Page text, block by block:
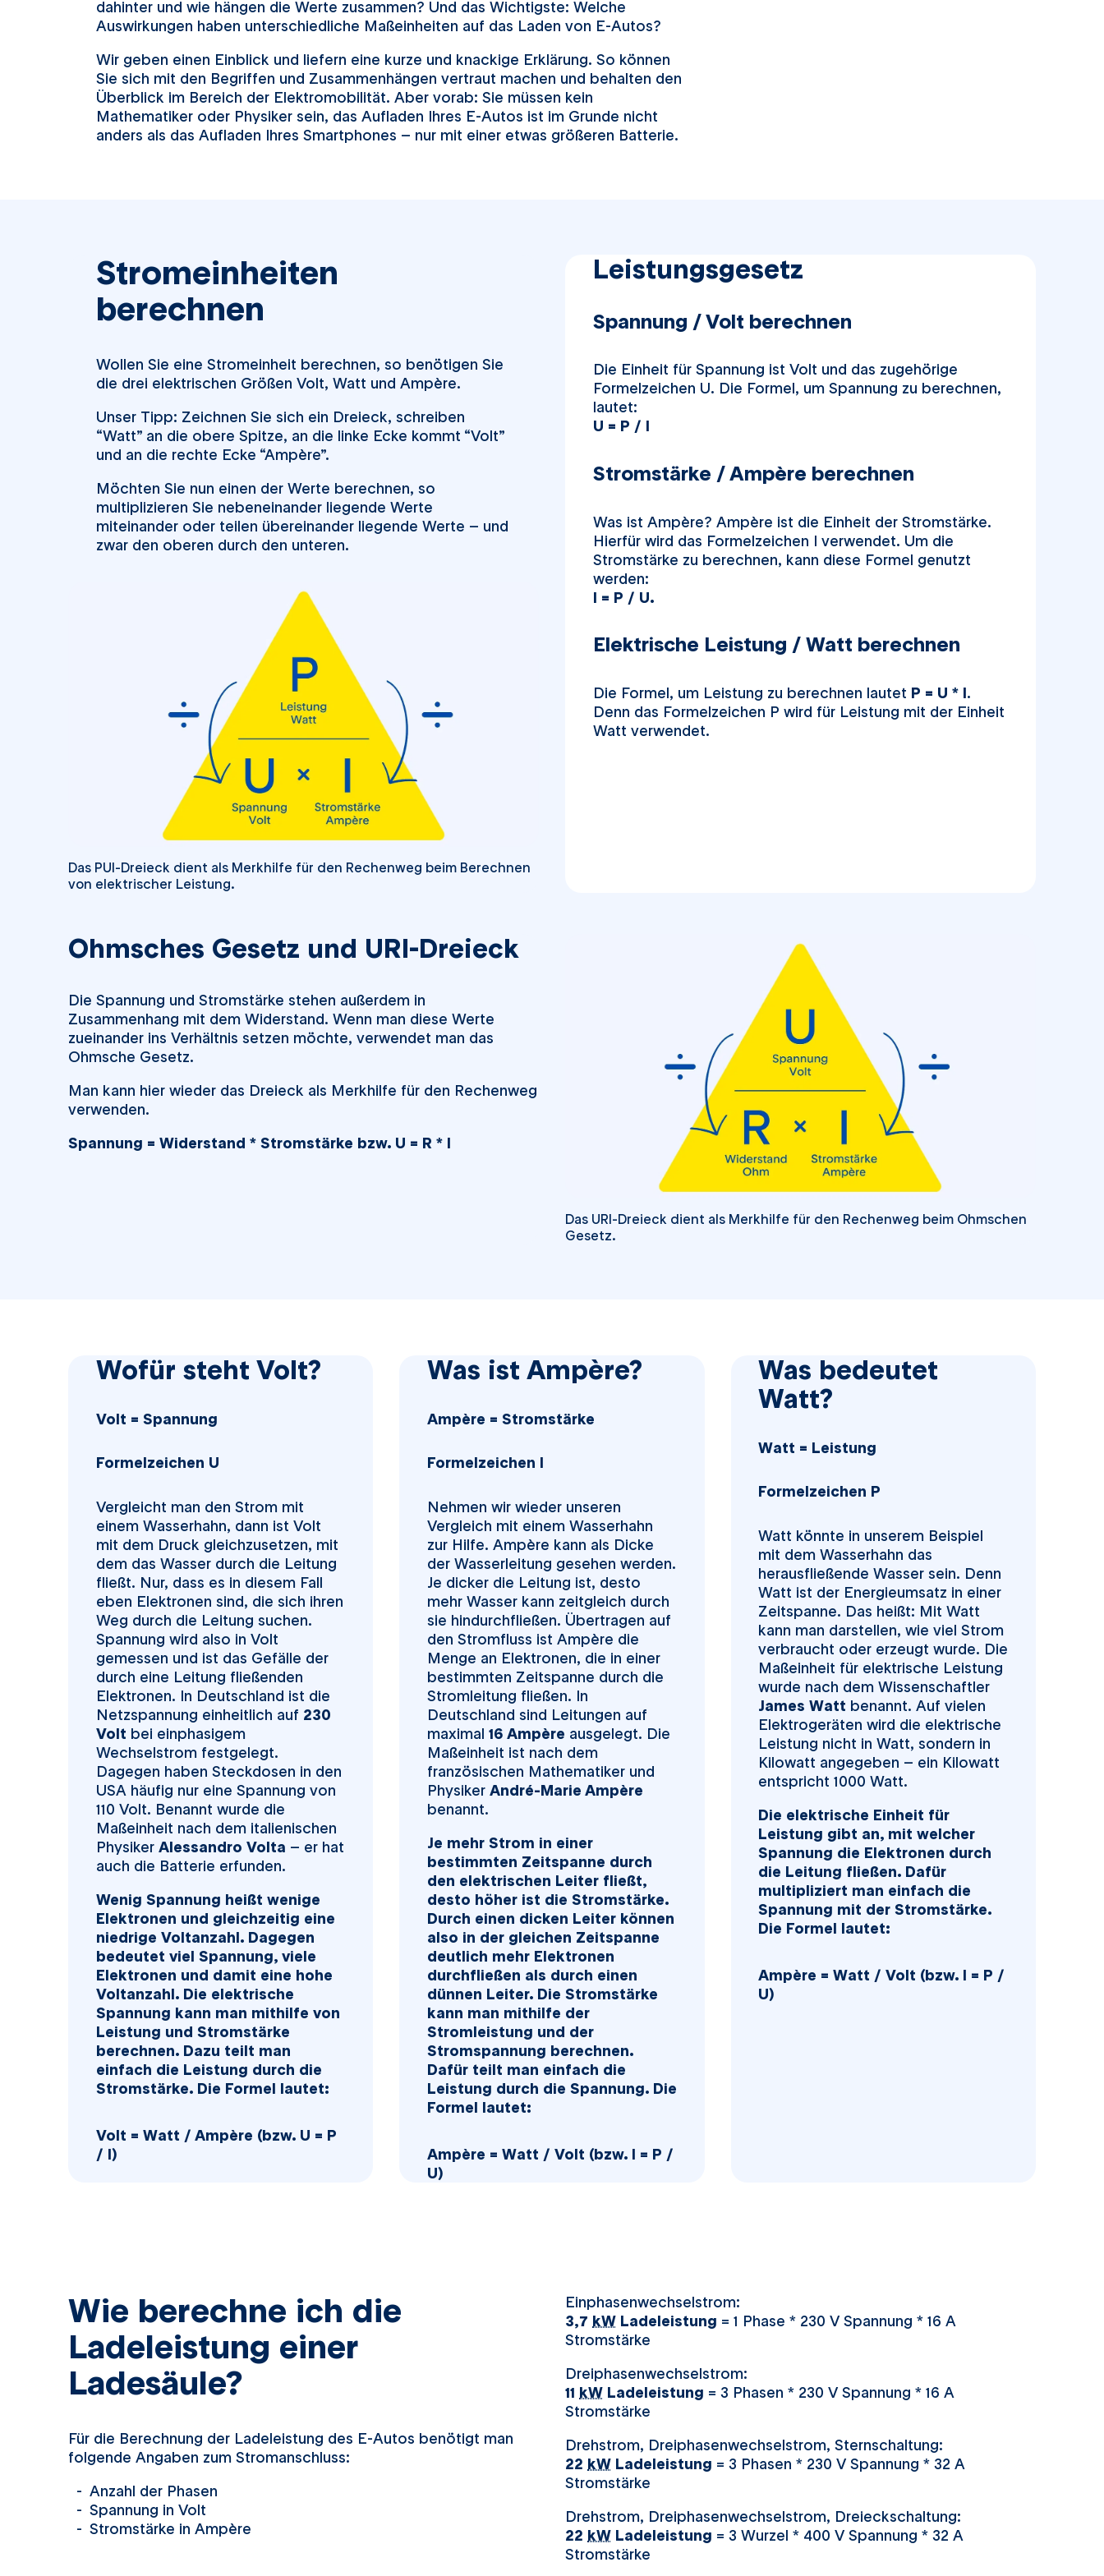
dahinter und wie hängen die Werte zusammen? Und das Wichtigste: Welche
Auswirkungen haben unterschiedliche Maßeinheiten auf das Laden von E-Autos?
Wir geben einen Einblick und liefern eine kurze und knackige Erklärung. So können
Sie sich mit den Begriffen und Zusammenhängen vertraut machen und behalten den
Überblick im Bereich der Elektromobilität. Aber vorab: Sie müssen kein
Mathematiker oder Physiker sein, das Aufladen Ihres E-Autos ist im Grunde nicht
anders als das Aufladen Ihres Smartphones – nur mit einer etwas größeren Batterie.
Stromeinheiten
berechnen
Wollen Sie eine Stromeinheit berechnen, so benötigen Sie
die drei elektrischen Größen Volt, Watt und Ampère.
Unser Tipp: Zeichnen Sie sich ein Dreieck, schreiben
“Watt” an die obere Spitze, an die linke Ecke kommt “Volt”
und an die rechte Ecke “Ampère”.
Möchten Sie nun einen der Werte berechnen, so
multiplizieren Sie nebeneinander liegende Werte
miteinander oder teilen übereinander liegende Werte – und
zwar den oberen durch den unteren.
Das PUI-Dreieck dient als Merkhilfe für den Rechenweg beim Berechnen
von elektrischer Leistung.
Leistungsgesetz
Spannung / Volt berechnen
Die Einheit für Spannung ist Volt und das zugehörige
Formelzeichen U. Die Formel, um Spannung zu berechnen,
lautet:
U = P / I
Stromstärke / Ampère berechnen
Was ist Ampère? Ampère ist die Einheit der Stromstärke.
Hierfür wird das Formelzeichen I verwendet. Um die
Stromstärke zu berechnen, kann diese Formel genutzt
werden:
I = P / U.
Elektrische Leistung / Watt berechnen
Die Formel, um Leistung zu berechnen lautet P = U * I.
Denn das Formelzeichen P wird für Leistung mit der Einheit
Watt verwendet.
Ohmsches Gesetz und URI-Dreieck
Die Spannung und Stromstärke stehen außerdem in
Zusammenhang mit dem Widerstand. Wenn man diese Werte
zueinander ins Verhältnis setzen möchte, verwendet man das
Ohmsche Gesetz.
Man kann hier wieder das Dreieck als Merkhilfe für den Rechenweg
verwenden.
Spannung = Widerstand * Stromstärke bzw. U = R * I
Das URI-Dreieck dient als Merkhilfe für den Rechenweg beim Ohmschen
Gesetz.
Wofür steht Volt?
Volt = Spannung
Formelzeichen U
Vergleicht man den Strom mit
einem Wasserhahn, dann ist Volt
mit dem Druck gleichzusetzen, mit
dem das Wasser durch die Leitung
fließt. Nur, dass es in diesem Fall
eben Elektronen sind, die sich ihren
Weg durch die Leitung suchen.
Spannung wird also in Volt
gemessen und ist das Gefälle der
durch eine Leitung fließenden
Elektronen. In Deutschland ist die
Netzspannung einheitlich auf 230
Volt bei einphasigem
Wechselstrom festgelegt.
Dagegen haben Steckdosen in den
USA häufig nur eine Spannung von
110 Volt. Benannt wurde die
Maßeinheit nach dem italienischen
Physiker Alessandro Volta – er hat
auch die Batterie erfunden.
Wenig Spannung heißt wenige
Elektronen und gleichzeitig eine
niedrige Voltanzahl. Dagegen
bedeutet viel Spannung, viele
Elektronen und damit eine hohe
Voltanzahl. Die elektrische
Spannung kann man mithilfe von
Leistung und Stromstärke
berechnen. Dazu teilt man
einfach die Leistung durch die
Stromstärke. Die Formel lautet:
Volt = Watt / Ampère (bzw. U = P
/ I)
Was ist Ampère?
Ampère = Stromstärke
Formelzeichen I
Nehmen wir wieder unseren
Vergleich mit einem Wasserhahn
zur Hilfe. Ampère kann als Dicke
der Wasserleitung gesehen werden.
Je dicker die Leitung ist, desto
mehr Wasser kann zeitgleich durch
sie hindurchfließen. Übertragen auf
den Stromfluss ist Ampère die
Menge an Elektronen, die in einer
bestimmten Zeitspanne durch die
Stromleitung fließen. In
Deutschland sind Leitungen auf
maximal 16 Ampère ausgelegt. Die
Maßeinheit ist nach dem
französischen Mathematiker und
Physiker André-Marie Ampère
benannt.
Je mehr Strom in einer
bestimmten Zeitspanne durch
den elektrischen Leiter fließt,
desto höher ist die Stromstärke.
Durch einen dicken Leiter können
also in der gleichen Zeitspanne
deutlich mehr Elektronen
durchfließen als durch einen
dünnen Leiter. Die Stromstärke
kann man mithilfe der
Stromleistung und der
Stromspannung berechnen.
Dafür teilt man einfach die
Leistung durch die Spannung. Die
Formel lautet:
Ampère = Watt / Volt (bzw. I = P /
U)
Was bedeutet
Watt?
Watt = Leistung
Formelzeichen P
Watt könnte in unserem Beispiel
mit dem Wasserhahn das
herausfließende Wasser sein. Denn
Watt ist der Energieumsatz in einer
Zeitspanne. Das heißt: Mit Watt
kann man darstellen, wie viel Strom
verbraucht oder erzeugt wurde. Die
Maßeinheit für elektrische Leistung
wurde nach dem Wissenschaftler
James Watt benannt. Auf vielen
Elektrogeräten wird die elektrische
Leistung nicht in Watt, sondern in
Kilowatt angegeben – ein Kilowatt
entspricht 1000 Watt.
Die elektrische Einheit für
Leistung gibt an, mit welcher
Spannung die Elektronen durch
die Leitung fließen. Dafür
multipliziert man einfach die
Spannung mit der Stromstärke.
Die Formel lautet:
Ampère = Watt / Volt (bzw. I = P /
U)
Wie berechne ich die
Ladeleistung einer
Ladesäule?
Für die Berechnung der Ladeleistung des E-Autos benötigt man
folgende Angaben zum Stromanschluss:
Anzahl der Phasen
Spannung in Volt
Stromstärke in Ampère
Einphasenwechselstrom:
3,7 kW Ladeleistung = 1 Phase * 230 V Spannung * 16 A
Stromstärke
Dreiphasenwechselstrom:
11 kW Ladeleistung = 3 Phasen * 230 V Spannung * 16 A
Stromstärke
Drehstrom, Dreiphasenwechselstrom, Sternschaltung:
22 kW Ladeleistung = 3 Phasen * 230 V Spannung * 32 A
Stromstärke
Drehstrom, Dreiphasenwechselstrom, Dreieckschaltung:
22 kW Ladeleistung = 3 Wurzel * 400 V Spannung * 32 A
Stromstärke